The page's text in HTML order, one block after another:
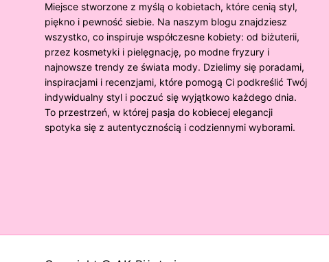
Miejsce stworzone z myślą o kobietach, które cenią styl,
piękno i pewność siebie. Na naszym blogu znajdziesz
wszystko, co inspiruje współczesne kobiety: od biżuterii,
przez kosmetyki i pielęgnację, po modne fryzury i
najnowsze trendy ze świata mody. Dzielimy się poradami,
inspiracjami i recenzjami, które pomogą Ci podkreślić Twój
indywidualny styl i poczuć się wyjątkowo każdego dnia.
To przestrzeń, w której pasja do kobiecej elegancji
spotyka się z autentycznością i codziennymi wyborami.